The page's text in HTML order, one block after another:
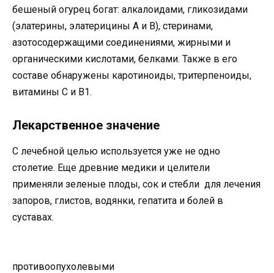
бешеный огурец богат: алкалоидами, гликозидами
(элатерины, элатерицины A и B), стеринами,
азотосодержащими соединениями, жирными и
органическими кислотами, белками. Также в его
составе обнаружены каротиноиды, тритерпеноиды,
витамины C и B1.
Лекарственное значение
С лечебной целью используется уже не одно
столетие. Еще древние медики и целители
применяли зеленые плоды, сок и стебли для лечения
запоров, глистов, водянки, гепатита и болей в
суставах.
противоопухолевыми